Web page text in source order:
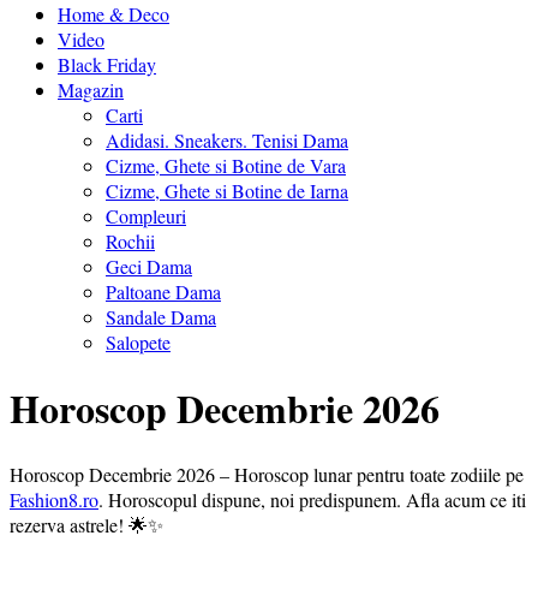
Home & Deco
Video
Black Friday
Magazin
Carti
Adidasi. Sneakers. Tenisi Dama
Cizme, Ghete si Botine de Vara
Cizme, Ghete si Botine de Iarna
Compleuri
Rochii
Geci Dama
Paltoane Dama
Sandale Dama
Salopete
Horoscop Decembrie 2026
Horoscop Decembrie 2026 – Horoscop lunar pentru toate zodiile pe
Fashion8.ro. Horoscopul dispune, noi predispunem. Afla acum ce iti
rezerva astrele! 🌟✨